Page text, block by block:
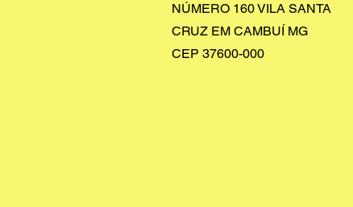
NÚMERO 160 VILA SANTA
CRUZ EM CAMBUÍ MG
CEP 37600-000